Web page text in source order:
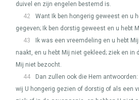
duivel en zijn engelen bestemd is.
42
Want Ik ben hongerig geweest en u
gegeven; Ik ben dorstig geweest en u hebt
43
Ik was een vreemdeling en u hebt
naakt, en u hebt Mij niet gekleed; ziek en in
Mij niet bezocht.
44
Dan zullen ook die Hem
wij U hongerig gezien of dorstig of als een